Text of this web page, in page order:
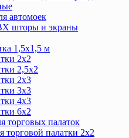
автомоек
шторы и экраны
1,5х1,5 м
2х2
2,5х2
2х3
3х3
4х3
6х2
торговых палаток
торговой палатки 2х2